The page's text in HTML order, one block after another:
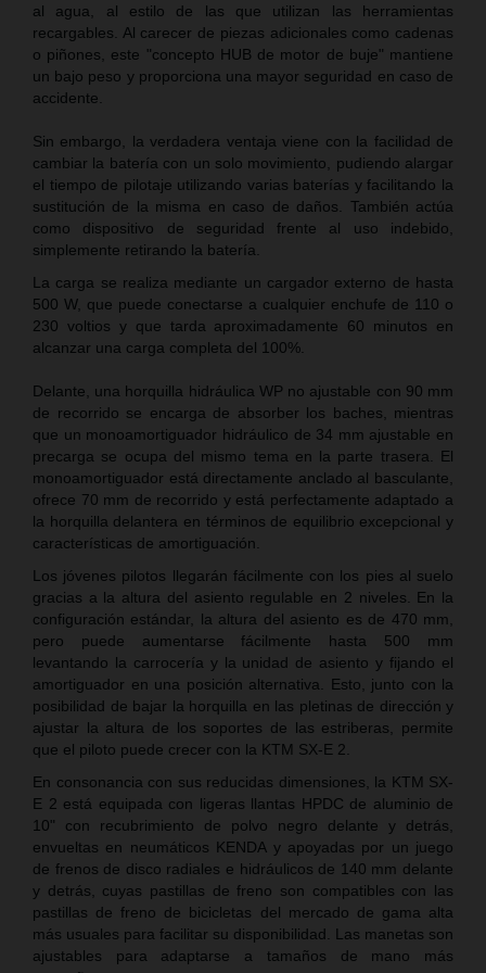
al agua, al estilo de las que utilizan las herramientas
recargables. Al carecer de piezas adicionales como cadenas
o piñones, este "concepto HUB de motor de buje" mantiene
un bajo peso y proporciona una mayor seguridad en caso de
accidente.
Sin embargo, la verdadera ventaja viene con la facilidad de
cambiar la batería con un solo movimiento, pudiendo alargar
el tiempo de pilotaje utilizando varias baterías y facilitando la
sustitución de la misma en caso de daños. También actúa
como dispositivo de seguridad frente al uso indebido,
simplemente retirando la batería.
La carga se realiza mediante un cargador externo de hasta
500 W, que puede conectarse a cualquier enchufe de 110 o
230 voltios y que tarda aproximadamente 60 minutos en
alcanzar una carga completa del 100%.
Delante, una horquilla hidráulica WP no ajustable con 90 mm
de recorrido se encarga de absorber los baches, mientras
que un monoamortiguador hidráulico de 34 mm ajustable en
precarga se ocupa del mismo tema en la parte trasera. El
monoamortiguador está directamente anclado al basculante,
ofrece 70 mm de recorrido y está perfectamente adaptado a
la horquilla delantera en términos de equilibrio excepcional y
características de amortiguación.
Los jóvenes pilotos llegarán fácilmente con los pies al suelo
gracias a la altura del asiento regulable en 2 niveles. En la
configuración estándar, la altura del asiento es de 470 mm,
pero puede aumentarse fácilmente hasta 500 mm
levantando la carrocería y la unidad de asiento y fijando el
amortiguador en una posición alternativa. Esto, junto con la
posibilidad de bajar la horquilla en las pletinas de dirección y
ajustar la altura de los soportes de las estriberas, permite
que el piloto puede crecer con la KTM SX-E 2.
En consonancia con sus reducidas dimensiones, la KTM SX-
E 2 está equipada con ligeras llantas HPDC de aluminio de
10" con recubrimiento de polvo negro delante y detrás,
envueltas en neumáticos KENDA y apoyadas por un juego
de frenos de disco radiales e hidráulicos de 140 mm delante
y detrás, cuyas pastillas de freno son compatibles con las
pastillas de freno de bicicletas del mercado de gama alta
más usuales para facilitar su disponibilidad. Las manetas son
ajustables para adaptarse a tamaños de mano más